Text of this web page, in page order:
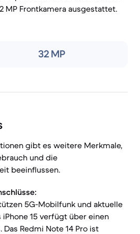
MP Frontkamera ausgestattet.
32 MP
gibt es weitere Merkmale,
und die
beeinflussen.
5G-Mobilfunk und aktuelle
iPhone 15 verfügt über einen
Das Redmi Note 14 Pro ist